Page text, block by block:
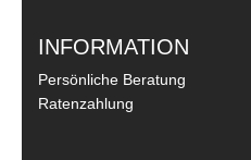
INFORMATION
Persönliche Beratung
Ratenzahlung